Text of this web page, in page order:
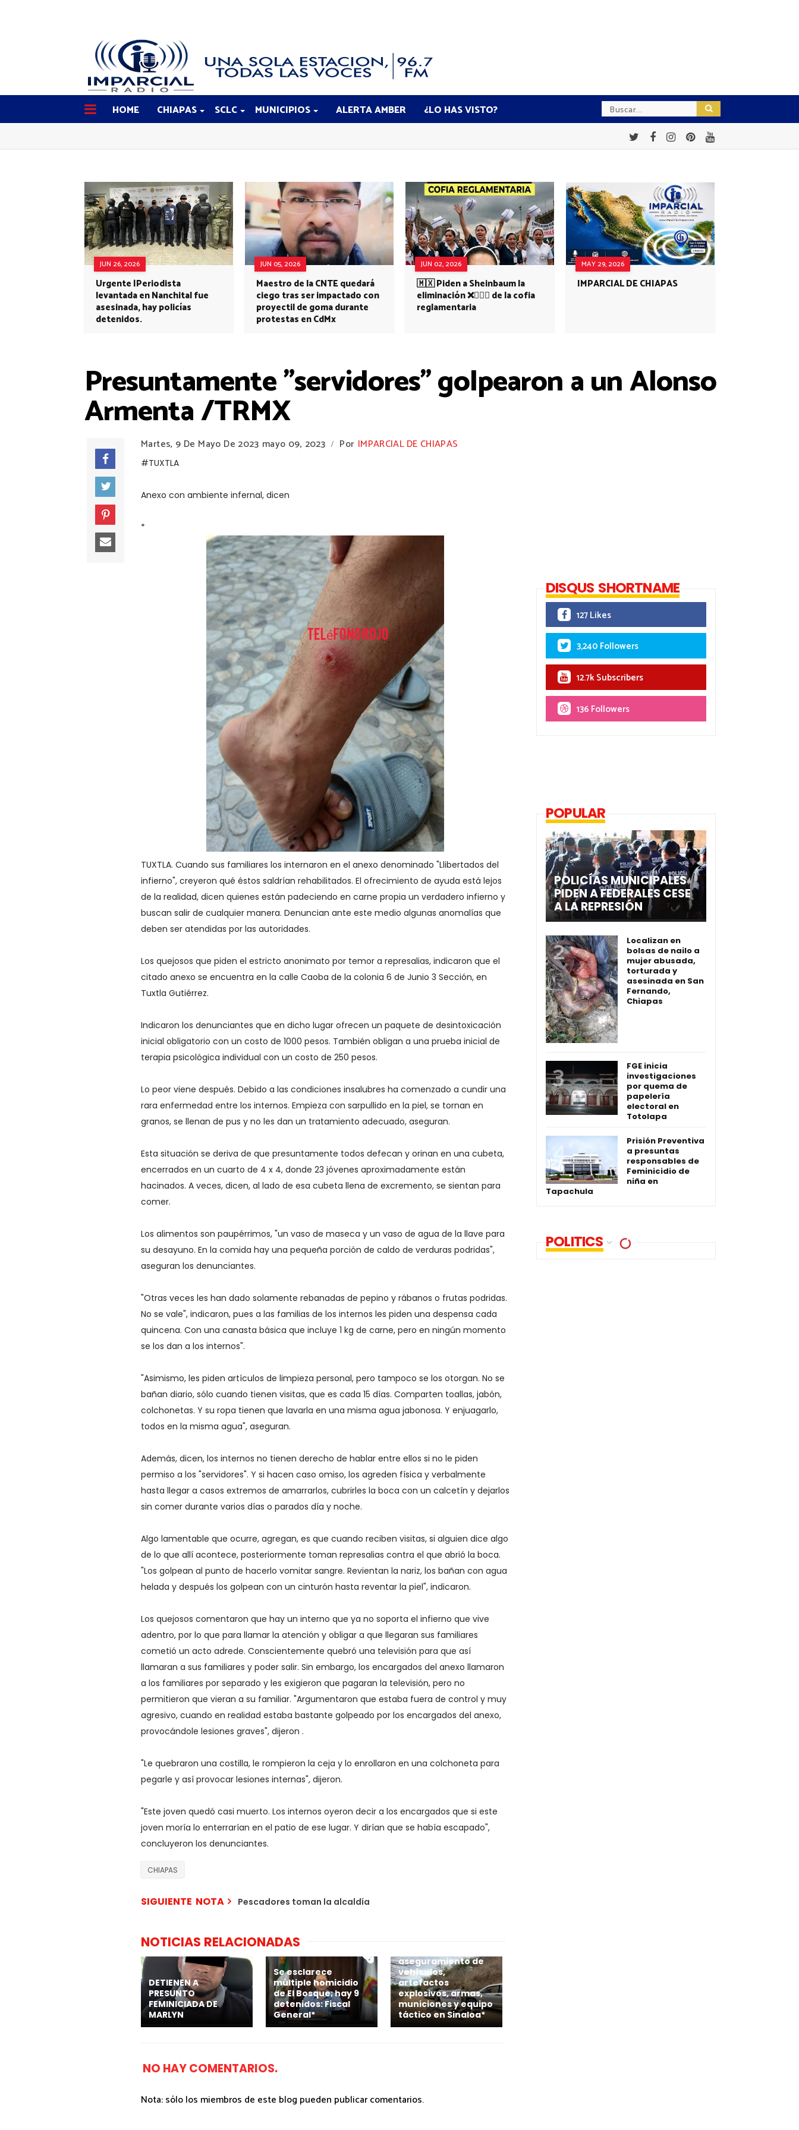
HOME CHIAPAS SCLC MUNICIPIOS ALERTA AMBER ¿LO HAS VISTO?
JUN 26, 2026
Urgente |Periodista
levantada en Nanchital fue
asesinada, hay policías
detenidos.
JUN 05, 2026
Maestro de la CNTE quedará
ciego tras ser impactado con
proyectil de goma durante
protestas en CdMx
JUN 02, 2026
🇲🇽 Piden a Sheinbaum la
eliminación ❌👩🏻‍⚕️ de la cofia
reglamentaria
MAY 29, 2026
IMPARCIAL DE CHIAPAS
Presuntamente "servidores" golpearon a un Alonso
Armenta /TRMX
Martes, 9 De Mayo De 2023 mayo 09, 2023 / Por IMPARCIAL DE CHIAPAS
#TUXTLA
Anexo con ambiente infernal, dicen
*
TUXTLA. Cuando sus familiares los internaron en el anexo denominado "Llibertados del
infierno", creyeron qué éstos saldrían rehabilitados. El ofrecimiento de ayuda está lejos
de la realidad, dicen quienes están padeciendo en carne propia un verdadero infierno y
buscan salir de cualquier manera. Denuncian ante este medio algunas anomalías que
deben ser atendidas por las autoridades.
Los quejosos que piden el estricto anonimato por temor a represalias, indicaron que el
citado anexo se encuentra en la calle Caoba de la colonia 6 de Junio 3 Sección, en
Tuxtla Gutiérrez.
Indicaron los denunciantes que en dicho lugar ofrecen un paquete de desintoxicación
inicial obligatorio con un costo de 1000 pesos. También obligan a una prueba inicial de
terapia psicológica individual con un costo de 250 pesos.
Lo peor viene después. Debido a las condiciones insalubres ha comenzado a cundir una
rara enfermedad entre los internos. Empieza con sarpullido en la piel, se tornan en
granos, se llenan de pus y no les dan un tratamiento adecuado, aseguran.
Esta situación se deriva de que presuntamente todos defecan y orinan en una cubeta,
encerrados en un cuarto de 4 x 4, donde 23 jóvenes aproximadamente están
hacinados. A veces, dicen, al lado de esa cubeta llena de excremento, se sientan para
comer.
Los alimentos son paupérrimos, "un vaso de maseca y un vaso de agua de la llave para
su desayuno. En la comida hay una pequeña porción de caldo de verduras podridas",
aseguran los denunciantes.
"Otras veces les han dado solamente rebanadas de pepino y rábanos o frutas podridas.
No se vale", indicaron, pues a las familias de los internos les piden una despensa cada
quincena. Con una canasta básica que incluye 1 kg de carne, pero en ningún momento
se los dan a los internos".
"Asimismo, les piden artículos de limpieza personal, pero tampoco se los otorgan. No se
bañan diario, sólo cuando tienen visitas, que es cada 15 días. Comparten toallas, jabón,
colchonetas. Y su ropa tienen que lavarla en una misma agua jabonosa. Y enjuagarlo,
todos en la misma agua", aseguran.
Además, dicen, los internos no tienen derecho de hablar entre ellos si no le piden
permiso a los "servidores". Y si hacen caso omiso, los agreden física y verbalmente
hasta llegar a casos extremos de amarrarlos, cubrirles la boca con un calcetín y dejarlos
sin comer durante varios días o parados día y noche.
Algo lamentable que ocurre, agregan, es que cuando reciben visitas, si alguien dice algo
de lo que allí acontece, posteriormente toman represalias contra el que abrió la boca.
"Los golpean al punto de hacerlo vomitar sangre. Revientan la nariz, los bañan con agua
helada y después los golpean con un cinturón hasta reventar la piel", indicaron.
Los quejosos comentaron que hay un interno que ya no soporta el infierno que vive
adentro, por lo que para llamar la atención y obligar a que llegaran sus familiares
cometió un acto adrede. Conscientemente quebró una televisión para que así
llamaran a sus familiares y poder salir. Sin embargo, los encargados del anexo llamaron
a los familiares por separado y les exigieron que pagaran la televisión, pero no
permitieron que vieran a su familiar. "Argumentaron que estaba fuera de control y muy
agresivo, cuando en realidad estaba bastante golpeado por los encargados del anexo,
provocándole lesiones graves", dijeron .
"Le quebraron una costilla, le rompieron la ceja y lo enrollaron en una colchoneta para
pegarle y así provocar lesiones internas", dijeron.
"Este joven quedó casi muerto. Los internos oyeron decir a los encargados que si este
joven moría lo enterrarían en el patio de ese lugar. Y dirían que se había escapado",
concluyeron los denunciantes.
CHIAPAS
SIGUIENTE NOTA Pescadores toman la alcaldía
NOTICIAS RELACIONADAS
DETIENEN A
PRESUNTO
FEMINICIADA DE
MARLYN
Se esclarece
múltiple homicidio
de El Bosque; hay 9
detenidos: Fiscal
General*
aseguramiento de
vehículos,
artefactos
explosivos, armas,
municiones y equipo
táctico en Sinaloa*
NO HAY COMENTARIOS.
Nota: sólo los miembros de este blog pueden publicar comentarios.
DISQUS SHORTNAME
127 Likes
3,240 Followers
12.7k Subscribers
136 Followers
POPULAR
POLICÍAS MUNICIPALES
PIDEN A FEDERALES CESE
A LA REPRESIÓN
Localizan en
bolsas de nailo a
mujer abusada,
torturada y
asesinada en San
Fernando,
Chiapas
FGE inicia
investigaciones
por quema de
papelería
electoral en
Totolapa
Prisión Preventiva
a presuntas
responsables de
Feminicidio de
niña en
Tapachula
POLITICS